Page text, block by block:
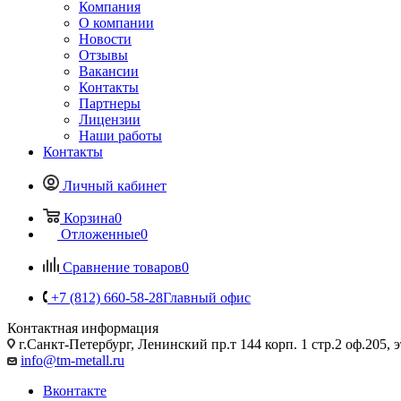
Компания
О компании
Новости
Отзывы
Вакансии
Контакты
Партнеры
Лицензии
Наши работы
Контакты
Личный кабинет
Корзина0
Отложенные0
Сравнение товаров0
+7 (812) 660-58-28Главный офис
Контактная информация
г.Санкт-Петербург, Ленинский пр.т 144 корп. 1 стр.2 оф.205,
info@tm-metall.ru
Вконтакте